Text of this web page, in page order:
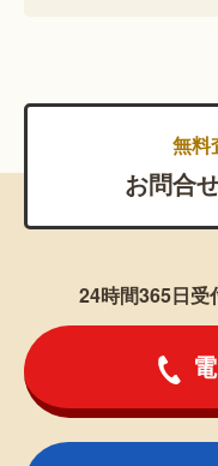
無料
お問合
24時間365日受